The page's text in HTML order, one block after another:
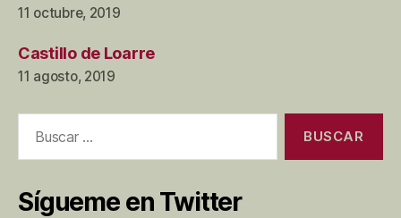
11 octubre, 2019
Castillo de Loarre
11 agosto, 2019
Sígueme en Twitter